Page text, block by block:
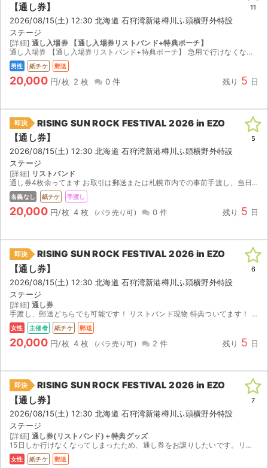
【通し券】
2026/08/15(土) 12:30 北海道 石狩湾新港樽川ふ頭横野外特設
ステージ
[詳細] 通し入場券 【通し入場券リストバンド+特典ポーチ】
通し入場券 【通し入場券リストバンド+特典ポーチ】 急用で行けなくなり出品いたします。 チケットは公演約2週間前に届き次第、速やかに発送いたします。 HEAVEN’S駐車券は付属しません。
男性 紙チケ 郵送
20,000 円/枚 2 枚 0 件 残り 5 日
11
即決
RISING SUN ROCK FESTIVAL 2026 in EZO
【通し券】
2026/08/15(土) 12:30 北海道 石狩湾新港樽川ふ頭横野外特設
ステージ
[詳細] リストバンド
通し券4枚余ってます お取引は郵送または札幌市内での事前手渡し、当日手渡しを希望しています
名義なし 紙チケ 手渡し
20,000 円/枚 4 枚 0 件 残り 5 日
5
即決
RISING SUN ROCK FESTIVAL 2026 in EZO
【通し券】
2026/08/15(土) 12:30 北海道 石狩湾新港樽川ふ頭横野外特設
ステージ
[詳細] 通し券
手渡し、郵送どちらでも可能です！ リストバンド現物 特典ついてます！ 値段も相談いただけたらと思います
女性 主催者 紙チケ 郵送
20,000 円/枚 4 枚 2 件 残り 5 日
6
即決
RISING SUN ROCK FESTIVAL 2026 in EZO
【通し券】
2026/08/15(土) 12:30 北海道 石狩湾新港樽川ふ頭横野外特設
ステージ
[詳細] 通し券(リストバンド)＋特典グッズ
15日しか行けなくなってしまったため、通し券をお譲りしたいです。リストバンドと特典グッズが手元に届いているため、郵送いたします。
女性 紙チケ 郵送
7